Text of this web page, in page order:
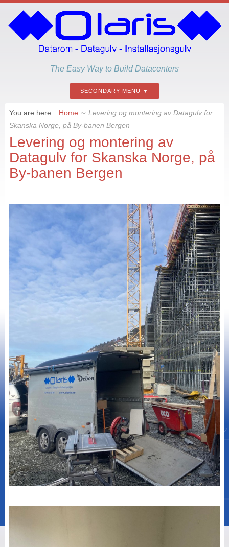
The Easy Way to Build Datacenters
SECONDARY MENU
You are here: Home ∼ Levering og montering av Datagulv for
Skanska Norge, på By-banen Bergen
Levering og montering av
Datagulv for Skanska Norge, på
By-banen Bergen